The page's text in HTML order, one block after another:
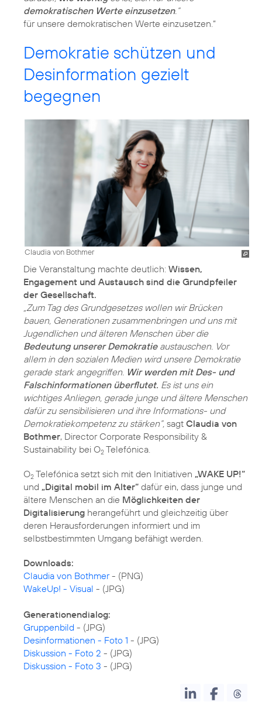
demokratischen Werte einzusetzen.“
Demokratie schützen und
Desinformation gezielt
begegnen
Claudia von Bothmer
Die Veranstaltung machte deutlich: Wissen,
Engagement und Austausch sind die Grundpfeiler
der Gesellschaft.
„Zum Tag des Grundgesetzes wollen wir Brücken
bauen, Generationen zusammenbringen und uns mit
Jugendlichen und älteren Menschen über die
Bedeutung unserer Demokratieaustauschen. Vor
allem in den sozialen Medien wird unsere Demokratie
gerade stark angegriffen. Wir werden mit Des- und
Falschinformationen überflutet. Es ist uns ein
wichtiges Anliegen, gerade junge und ältere Menschen
dafür zu sensibilisieren und ihre Informations- und
Demokratiekompetenz zu stärken“, sagt Claudia von
Bothmer, Director Corporate Responsibility &
Sustainability bei O2 Telefónica.
O2 Telefónica setzt sich mit den Initiativen „WAKE UP!“
und „Digital mobil im Alter“ dafür ein, dass junge und
ältere Menschen an die Möglichkeiten der
Digitalisierung herangeführt und gleichzeitig über
deren Herausforderungen informiert und im
selbstbestimmten Umgang befähigt werden.
Downloads:
Claudia von Bothmer
WakeUp! - Visual - (JPG)
Generationendialog:
Gruppenbild
Desinformationen - Foto 1
Diskussion - Foto 2
Diskussion - Foto 3 - (JPG)